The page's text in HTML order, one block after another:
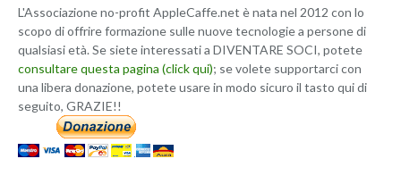
L'Associazione no-profit AppleCaffe.net è nata nel 2012 con lo
scopo di offrire formazione sulle nuove tecnologie a persone di
qualsiasi età. Se siete interessati a DIVENTARE SOCI, potete
consultare questa pagina (click qui); se volete supportarci con
una libera donazione, potete usare in modo sicuro il tasto qui di
seguito, GRAZIE!!